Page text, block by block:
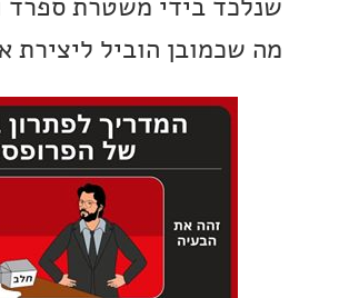
שנלכד בידי משטרת ספרד
מה שכמובן הוביל ליצירת